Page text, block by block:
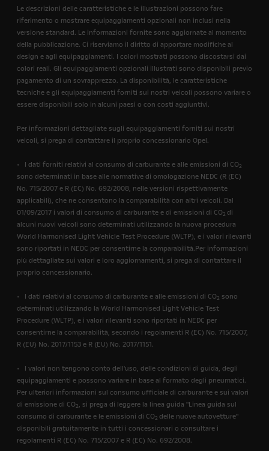
Le descrizioni delle caratteristiche e le illustrazioni possono fare
riferimento o mostrare equipaggiamenti opzionali non inclusi nella
versione standard. Le informazioni fornite sono aggiornate al momento
della pubblicazione. Ci riserviamo il diritto di apportare modifiche al
design e agli equipaggiamenti. I colori mostrati possono discostarsi dai
colori reali. Gli equipaggiamenti opzionali illustrati sono disponibili previo
pagamento di un sovrapprezzo. La disponibilità, le caratteristiche
tecniche e gli equipaggiamenti forniti sui nostri veicoli possono variare o
essere disponibili solo in alcuni paesi o con costi aggiuntivi.
Per informazioni dettagliate sugli equipaggiamenti forniti sui nostri
veicoli, si prega di contattare il proprio concessionario Opel.
• I dati forniti relativi al consumo di carburante e alle emissioni di CO2
sono determinati in base alle normative di omologazione NEDC (R (EC)
No. 715/2007 e R (EC) No. 692/2008, nelle versioni rispettivamente
applicabili), che ne consentono la comparabilità con altri veicoli. Dal
01/09/2017 i valori di consumo di carburante e di emissioni di CO2 di
alcuni nuovi veicoli sono determinati utilizzando la nuova procedura
World Harmonised Light Vehicle Test Procedure (WLTP), e i valori rilevanti
sono riportati in NEDC per consentirne la comparabilità.Per informazioni
più dettagliate sui valori e loro aggiornamenti, si prega di contattare il
proprio concessionario.
• I dati relativi al consumo di carburante e alle emissioni di CO2 sono
determinati utilizzando la World Harmonised Light Vehicle Test
Procedure (WLTP), e i valori rilevanti sono riportati in NEDC per
consentirne la comparabilità, secondo i regolamenti R (EC) No. 715/2007,
R (EU) No. 2017/1153 e R (EU) No. 2017/1151.
• I valori non tengono conto dell'uso, delle condizioni di guida, degli
equipaggiamenti e possono variare in base al formato degli pneumatici.
Per ulteriori informazioni sul consumo ufficiale di carburante e sui valori
di emissione di CO2, si prega di leggere la linea guida "Linea guida sul
consumo di carburante e le emissioni di CO2 delle nuove autovetture"
disponibili gratuitamente in tutti i concessionari o consultare i
regolamenti R (EC) No. 715/2007 e R (EC) No. 692/2008.